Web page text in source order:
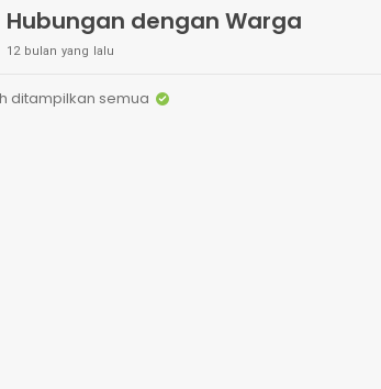
Hubungan dengan Warga
12 bulan yang lalu
ditampilkan semua